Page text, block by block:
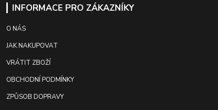
INFORMACE PRO ZÁKAZNÍKY
O NÁS
JAK NAKUPOVAT
VRÁTIT ZBOŽÍ
OBCHODNÍ PODMÍNKY
ZPŮSOB DOPRAVY